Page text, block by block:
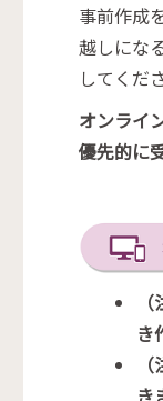
事前作成
越しにな
してくだ
オンライ
優先的に
き
き